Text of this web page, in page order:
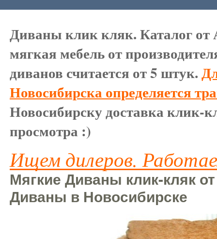
Диваны клик кляк. Каталог
мягкая мебель от
диванов считается от 5 штук.
Новосибирска определяется
Новосибирску доставка клик-
просмотра :)
Ищем дилеров.
Мягкие Диваны клик-кляк
Диваны в Новосибирске